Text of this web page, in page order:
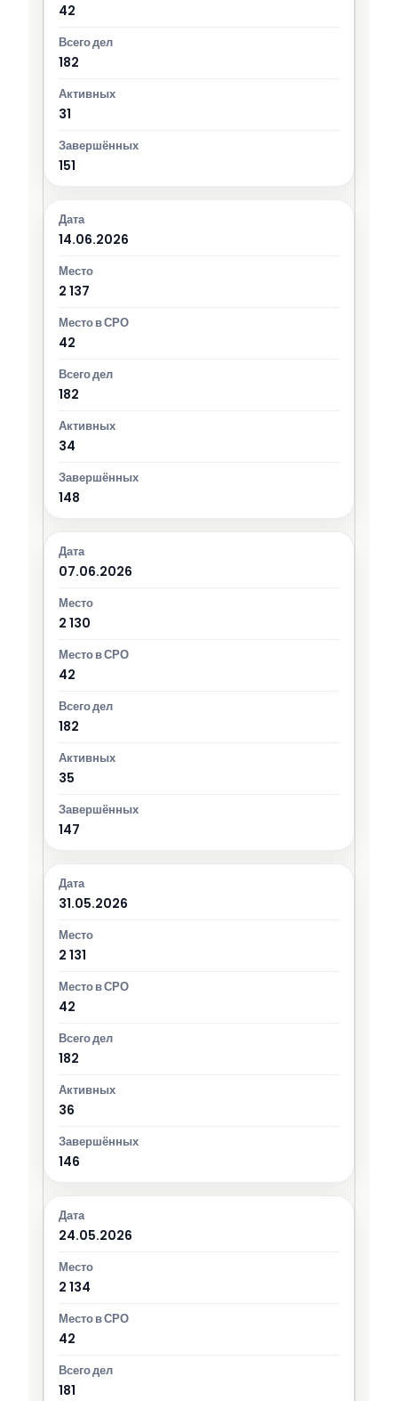
42
182
31
151
14.06.2026
2 137
42
182
34
148
07.06.2026
2 130
42
182
35
147
31.05.2026
2 131
42
182
36
146
24.05.2026
2 134
42
181